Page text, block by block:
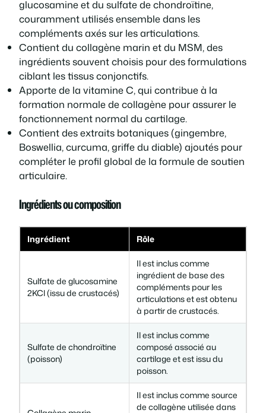
glucosamine et du sulfate de chondroïtine,
couramment utilisés ensemble dans les
compléments axés sur les articulations.
Contient du collagène marin et du MSM, des
ingrédients souvent choisis pour des formulations
ciblant les tissus conjonctifs.
Apporte de la vitamine C, qui contribue à la
formation normale de collagène pour assurer le
fonctionnement normal du cartilage.
Contient des extraits botaniques (gingembre,
Boswellia, curcuma, griffe du diable) ajoutés pour
compléter le profil global de la formule de soutien
articulaire.
Ingrédients ou composition
Ingrédient Rôle
Sulfate de glucosamine
2KCl (issu de crustacés)
Il est inclus comme
ingrédient de base des
compléments pour les
articulations et est obtenu
à partir de crustacés.
Sulfate de chondroïtine
(poisson)
Il est inclus comme
composé associé au
cartilage et est issu du
poisson.
Il est inclus comme source
de collagène utilisée dans